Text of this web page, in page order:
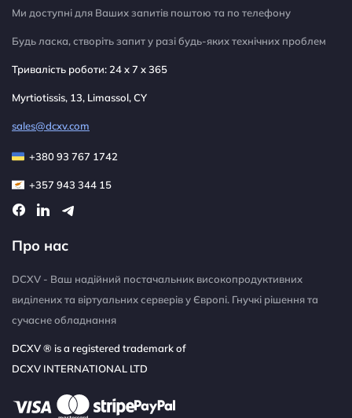
Ми доступні для Ваших запитів поштою та по телефону
Будь ласка, створіть запит у разі будь-яких технічних проблем
Тривалість роботи: 24 x 7 x 365
Myrtiotissis, 13, Limassol, CY
sales@dcxv.com
+380 93 767 1742
+357 943 344 15
Про нас
DCXV - Ваш надійний постачальник високопродуктивних
виділених та віртуальних серверів у Європі. Гнучкі рішення та
сучасне обладнання
DCXV ® is a registered trademark of
DCXV INTERNATIONAL LTD